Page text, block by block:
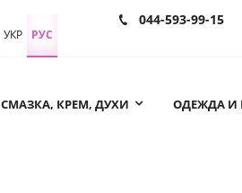
044-593-99-15
УКР РУС
СМАЗКА, КРЕМ, ДУХИ ОДЕЖДА И